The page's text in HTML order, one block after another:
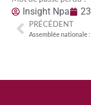
Insight Npa
PRÉCÉDENT